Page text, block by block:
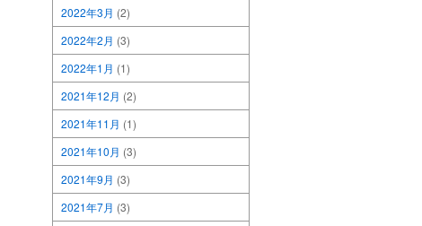
2022年3月 (2)
2022年2月 (3)
2022年1月 (1)
2021年12月 (2)
2021年11月 (1)
2021年10月 (3)
2021年9月 (3)
2021年7月 (3)